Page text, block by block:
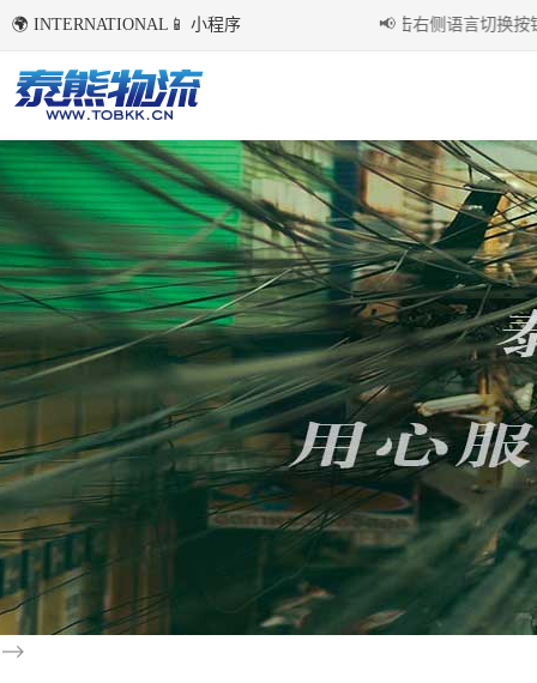
-->
🌍 INTERNATIONAL 📱 小程序 📢
国内环境下首次点击右侧语言切换按